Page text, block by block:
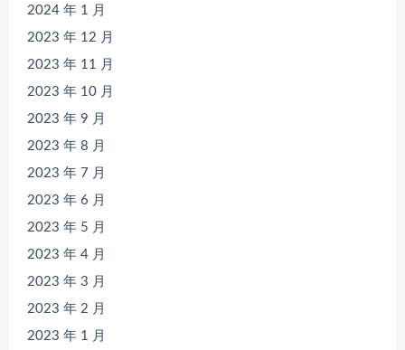
2024 年 1 月
2023 年 12 月
2023 年 11 月
2023 年 10 月
2023 年 9 月
2023 年 8 月
2023 年 7 月
2023 年 6 月
2023 年 5 月
2023 年 4 月
2023 年 3 月
2023 年 2 月
2023 年 1 月